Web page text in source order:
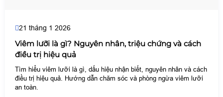
21 tháng 1 2026
Viêm lưỡi là gì? Nguyên nhân, triệu chứng và cách
điều trị hiệu quả
Tìm hiểu viêm lưỡi là gì, dấu hiệu nhận biết, nguyên nhân và cách
điều trị hiệu quả. Hướng dẫn chăm sóc và phòng ngừa viêm lưỡi
an toàn.